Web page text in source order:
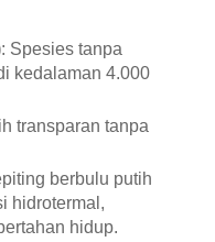
: Spesies tanpa
kedalaman 4.000
transparan tanpa
berbulu putih
hidrotermal,
hidup.